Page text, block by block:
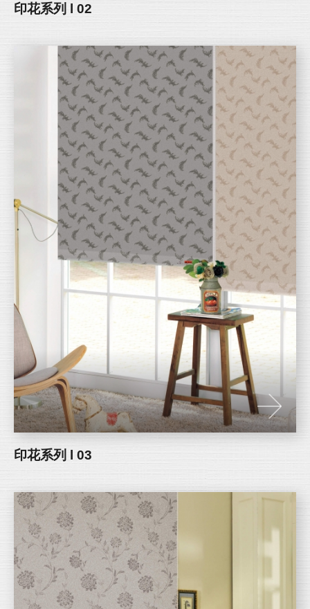
印花系列 l 02
印花系列 l 03